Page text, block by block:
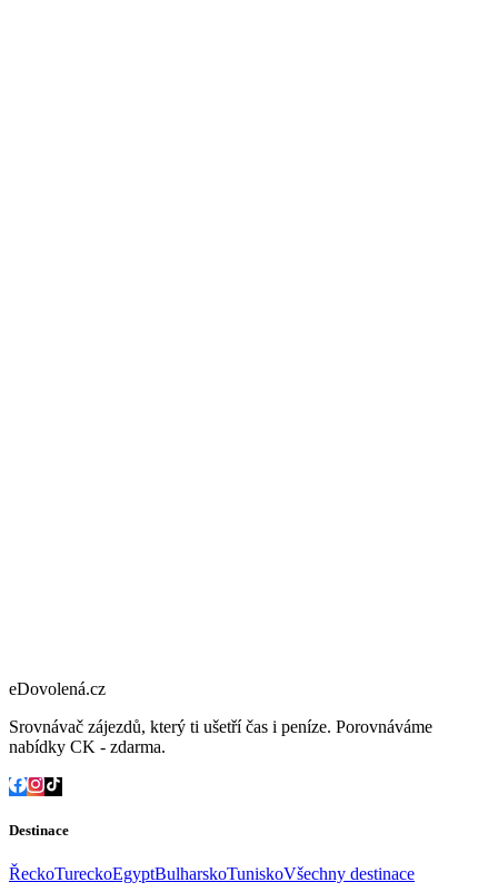
eDovolená.cz
Srovnávač zájezdů, který ti ušetří čas i peníze. Porovnáváme
nabídky CK - zdarma.
Destinace
ŘeckoTureckoEgyptBulharskoTuniskoVšechny destinace